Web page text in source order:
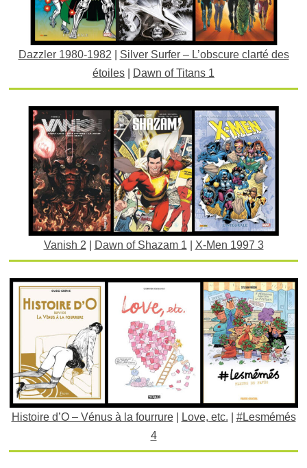
Dazzler 1980-1982
Silver Surfer – L’obscure clarté des
étoiles
Dawn of Titans 1
Vanish 2 Dawn of Shazam 1 X-Men 1997 3
Histoire d’O – Vénus à la fourrure| Love, etc.
#Lesmémés
4